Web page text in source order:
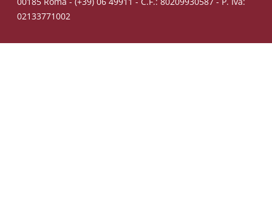
02133771002